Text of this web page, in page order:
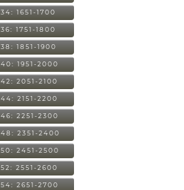
34: 1651-1700
36: 1751-1800
38: 1851-1900
40: 1951-2000
42: 2051-2100
44: 2151-2200
46: 2251-2300
48: 2351-2400
50: 2451-2500
52: 2551-2600
54: 2651-2700